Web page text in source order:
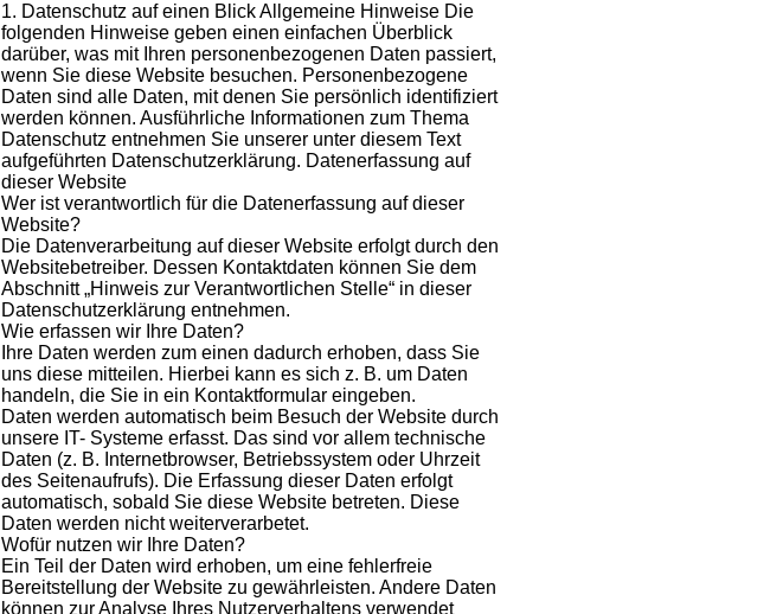
1. Datenschutz auf einen Blick Allgemeine Hinweise Die
folgenden Hinweise geben einen einfachen Überblick
darüber, was mit Ihren personenbezogenen Daten passiert,
wenn Sie diese Website besuchen. Personenbezogene
Daten sind alle Daten, mit denen Sie persönlich identifiziert
werden können. Ausführliche Informationen zum Thema
Datenschutz entnehmen Sie unserer unter diesem Text
aufgeführten Datenschutzerklärung. Datenerfassung auf
dieser Website
Wer ist verantwortlich für die Datenerfassung auf dieser
Website?
Die Datenverarbeitung auf dieser Website erfolgt durch den
Websitebetreiber. Dessen Kontaktdaten können Sie dem
Abschnitt „Hinweis zur Verantwortlichen Stelle“ in dieser
Datenschutzerklärung entnehmen.
Wie erfassen wir Ihre Daten?
Ihre Daten werden zum einen dadurch erhoben, dass Sie
uns diese mitteilen. Hierbei kann es sich z. B. um Daten
handeln, die Sie in ein Kontaktformular eingeben.
Daten werden automatisch beim Besuch der Website durch
unsere IT- Systeme erfasst. Das sind vor allem technische
Daten (z. B. Internetbrowser, Betriebssystem oder Uhrzeit
des Seitenaufrufs). Die Erfassung dieser Daten erfolgt
automatisch, sobald Sie diese Website betreten. Diese
Daten werden nicht weiterverarbetet.
Wofür nutzen wir Ihre Daten?
Ein Teil der Daten wird erhoben, um eine fehlerfreie
Bereitstellung der Website zu gewährleisten. Andere Daten
können zur Analyse Ihres Nutzerverhaltens verwendet